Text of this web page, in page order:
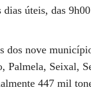
úteis, das
nove
Seixal,
447 mil